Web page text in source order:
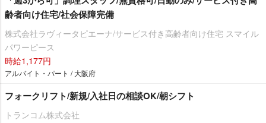
齢者向け住宅/社会保障完備
株式会社ラヴィータピエーナ/サービス付き高齢者向け住宅 スマイル
パワーピース
時給1,177円
アルバイト・パート / 大阪府
フォークリフト/新規/入社日の相談OK/朝シフト
トランコム株式会社